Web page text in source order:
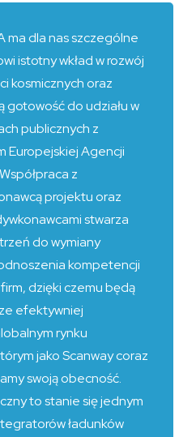
ma dla nas szczególne
istotny wkład w rozwój
kosmicznych oraz
gotowość do udziału w
publicznych z
Europejskiej Agencji
z
projektu oraz
stwarza
do wymiany
kompetencji
dzięki czemu będą
efektywniej
rynku
jako Scanway coraz
swoją obecność.
to stanie się jednym
ładunków